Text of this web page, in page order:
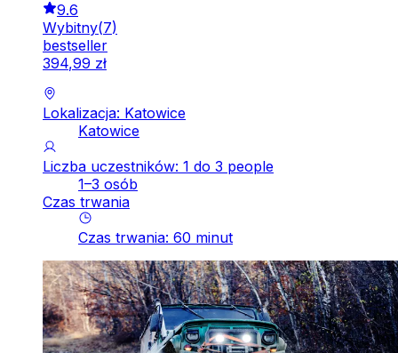
9.6
Wybitny(7)
bestseller
394,99 zł
Lokalizacja: Katowice
Katowice
Liczba uczestników: 1 do 3 people
1–3 osób
Czas trwania
Czas trwania: 60 minut